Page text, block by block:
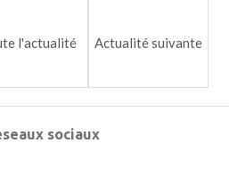
l'actualité Actualité suivante
sociaux